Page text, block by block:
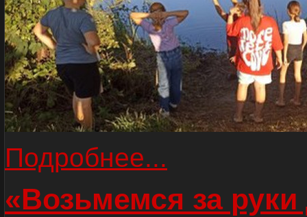
Подробнее...
«Возьмемся за руки